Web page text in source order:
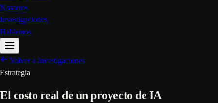
Nosotros
Investigaciones
Hablemos
Volver a Investigaciones
Estrategia
El costo real de un proyecto de IA